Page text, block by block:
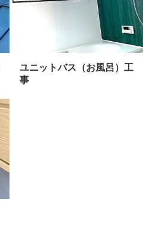
ユニットバス（お風呂）工
事